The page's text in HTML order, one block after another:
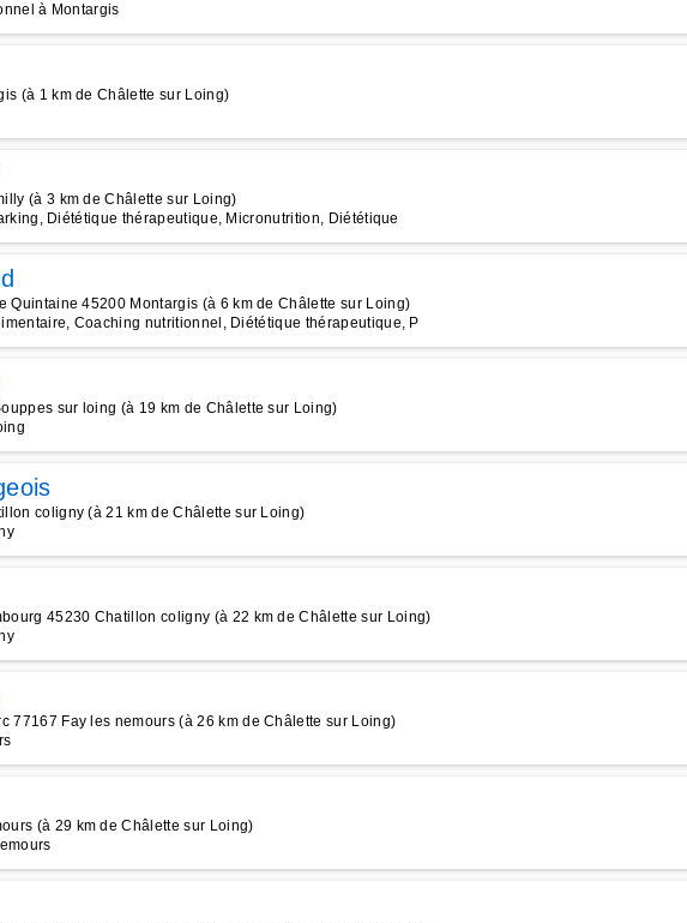
à Montargis
(à 1 km de Châlette sur Loing)
(à 3 km de Châlette sur Loing)
Diététique thérapeutique, Micronutrition, Diététique
Quintaine 45200 Montargis (à 6 km de Châlette sur Loing)
Coaching nutritionnel, Diététique thérapeutique, P
sur loing (à 19 km de Châlette sur Loing)
coligny (à 21 km de Châlette sur Loing)
45230 Chatillon coligny (à 22 km de Châlette sur Loing)
77167 Fay les nemours (à 26 km de Châlette sur Loing)
(à 29 km de Châlette sur Loing)